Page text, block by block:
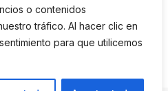
o contenidos
tráfico. Al hacer clic en
para que utilicemos
Online Glovo